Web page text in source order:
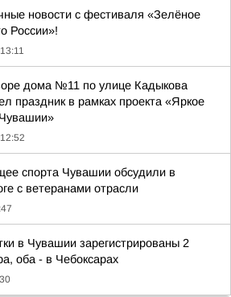
новости с фестиваля «Зелёное
России»!
13:11
дома №11 по улице Кадыкова
праздник в рамках проекта «Яркое
12:52
спорта Чувашии обсудили в
с ветеранами отрасли
в Чувашии зарегистрированы 2
оба - в Чебоксарах